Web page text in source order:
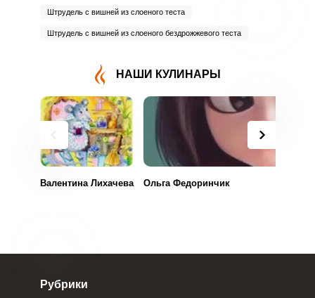
Штрудель с вишней из слоеного теста
Штрудель с вишней из слоеного бездрожжевого теста
НАШИ КУЛИНАРЫ
Валентина Лихачева Ольга Федоринчик
Рубрики